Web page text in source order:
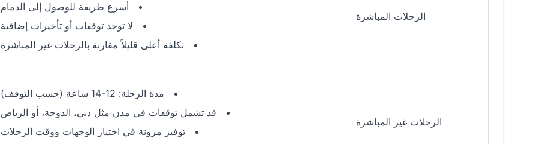
الرحلات المباشرة
أسرع طريقة للوصول إلى الدمام
لا توجد توقفات أو تأخيرات إضافية
تكلفة أعلى قليلاً مقارنة بالرحلات غير المباشرة
الرحلات غير المباشرة
مدة الرحلة: 12-14 ساعة (حسب التوقف)
قد تشمل توقفات في مدن مثل دبي، الدوحة، أو الرياض
توفير مرونة في اختيار الوجهات ووقت الرحلات